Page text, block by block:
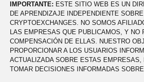
IMPORTANTE: ESTE SITIO WEB ES UN
DE APRENDIZAJE INDEPENDIENTE
CRYPTOEXCHANGES. NO SOMOS
LAS EMPRESAS QUE PUBLICAMOS, Y NO
COMPENSACIÓN DE ELLAS. NUESTRO
PROPORCIONAR A LOS USUARIOS
ACTUALIZADA SOBRE ESTAS EMPRESAS,
TOMAR DECISIONES INFORMADAS